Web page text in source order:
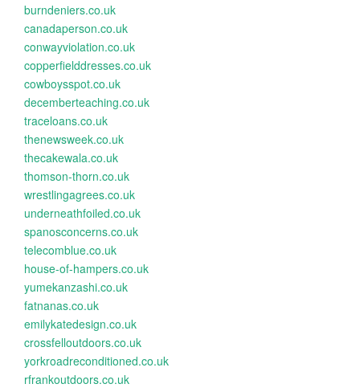
burndeniers.co.uk
canadaperson.co.uk
conwayviolation.co.uk
copperfielddresses.co.uk
cowboysspot.co.uk
decemberteaching.co.uk
traceloans.co.uk
thenewsweek.co.uk
thecakewala.co.uk
thomson-thorn.co.uk
wrestlingagrees.co.uk
underneathfoiled.co.uk
spanosconcerns.co.uk
telecomblue.co.uk
house-of-hampers.co.uk
yumekanzashi.co.uk
fatnanas.co.uk
emilykatedesign.co.uk
crossfelloutdoors.co.uk
yorkroadreconditioned.co.uk
rfrankoutdoors.co.uk